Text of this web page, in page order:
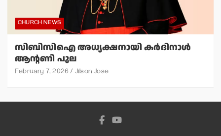
CHURCH NEWS
സിബിസിഐ അധ്യക്ഷനായി കര്‍ദിനാള്‍
ആന്റണി പൂല
February 7, 2026 Jilson Jose